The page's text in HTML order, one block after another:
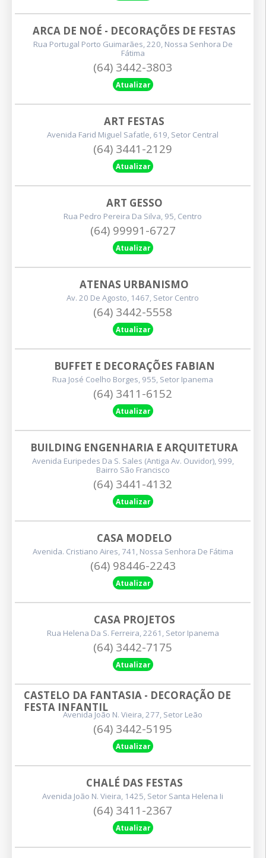
ARCA DE NOÉ - DECORAÇÕES DE FESTAS
Rua Portugal Porto Guimarães, 220, Nossa Senhora De
Fátima
(64) 3442-3803
Atualizar
ART FESTAS
Avenida Farid Miguel Safatle, 619, Setor Central
(64) 3441-2129
Atualizar
ART GESSO
Rua Pedro Pereira Da Silva, 95, Centro
(64) 99991-6727
Atualizar
ATENAS URBANISMO
Av. 20 De Agosto, 1467, Setor Centro
(64) 3442-5558
Atualizar
BUFFET E DECORAÇÕES FABIAN
Rua José Coelho Borges, 955, Setor Ipanema
(64) 3411-6152
Atualizar
BUILDING ENGENHARIA E ARQUITETURA
Avenida Euripedes Da S. Sales (antiga Av. Ouvidor), 999,
Bairro São Francisco
(64) 3441-4132
Atualizar
CASA MODELO
Avenida. Cristiano Aires, 741, Nossa Senhora De Fátima
(64) 98446-2243
Atualizar
CASA PROJETOS
Rua Helena Da S. Ferreira, 2261, Setor Ipanema
(64) 3442-7175
Atualizar
CASTELO DA FANTASIA - DECORAÇÃO DE
FESTA INFANTIL
Avenida João N. Vieira, 277, Setor Leão
(64) 3442-5195
Atualizar
CHALÉ DAS FESTAS
Avenida João N. Vieira, 1425, Setor Santa Helena Ii
(64) 3411-2367
Atualizar